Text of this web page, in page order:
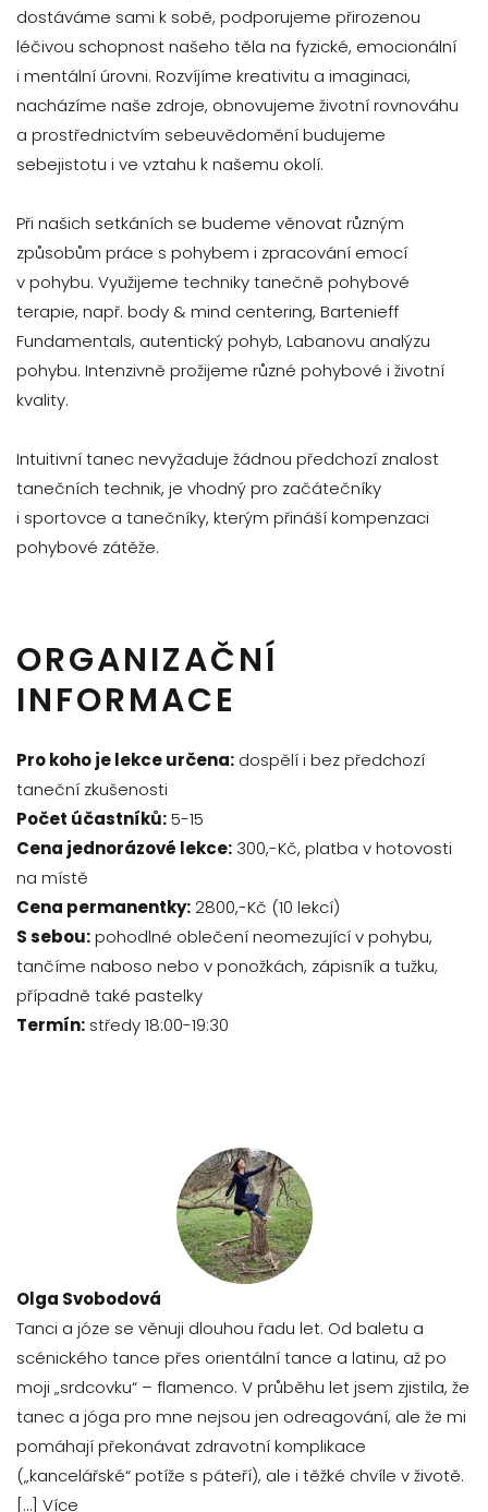
dostáváme sami k sobě, podporujeme přirozenou
léčivou schopnost našeho těla na fyzické, emocionální
i mentální úrovni. Rozvíjíme kreativitu a imaginaci,
nacházíme naše zdroje, obnovujeme životní rovnováhu
a prostřednictvím sebeuvědomění budujeme
sebejistotu i ve vztahu k našemu okolí.
Při našich setkáních se budeme věnovat různým
způsobům práce s pohybem i zpracování emocí
v pohybu. Využijeme techniky tanečně pohybové
terapie, např. body & mind centering, Bartenieff
Fundamentals, autentický pohyb, Labanovu analýzu
pohybu. Intenzivně prožijeme různé pohybové i životní
kvality.
Intuitivní tanec nevyžaduje žádnou předchozí znalost
tanečních technik, je vhodný pro začátečníky
i sportovce a tanečníky, kterým přináší kompenzaci
pohybové zátěže.
ORGANIZAČNÍ
INFORMACE
Pro koho je lekce určena: dospělí i bez předchozí
taneční zkušenosti
Počet účastníků:5-15
Cena jednorázové lekce: 300,-Kč, platba v hotovosti
na místě
Cena permanentky: 2800,-Kč (10 lekcí)
S sebou:pohodlné oblečení neomezující v pohybu,
tančíme naboso nebo v ponožkách, zápisník a tužku,
případně také pastelky
Termín: středy 18:00-19:30
Olga Svobodová
Tanci a józe se věnuji dlouhou řadu let. Od baletu a
scénického tance přes orientální tance a latinu, až po
moji „srdcovku“ – flamenco. V průběhu let jsem zjistila, že
tanec a jóga pro mne nejsou jen odreagování, ale že mi
pomáhají překonávat zdravotní komplikace
(„kancelářské“ potíže s páteří), ale i těžké chvíle v životě.
[…] Více